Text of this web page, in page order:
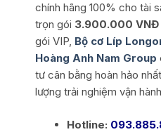
chính hãng 100% cho tài
trọn gói 3.900.000 VNĐ
gói VIP, Bộ cơ Líp
Hoàng Anh Nam Group
tư cân bằng hoàn hảo
lượng trải nghiệm vận
Hotline: